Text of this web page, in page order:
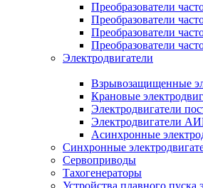
Преобразователи
Преобразователи
Преобразователи
Преобразователи
Электродвигатели
Взрывозащищенные
Крановые
Электродвигатели
Электродвигатели
Асинхронные
Синхронные
Сервоприводы
Тахогенераторы
Устройства плавного пуска